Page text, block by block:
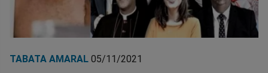
TABATA AMARAL 05/11/2021